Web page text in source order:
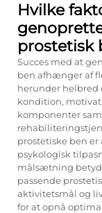
Hvilke
prostetisk
Succes med at
ben afhænger af
herunder helbred
kondition,
komponenter
prostetiske ben
psykologisk
målsætning
passende
aktivitetsmål og
for at opnå